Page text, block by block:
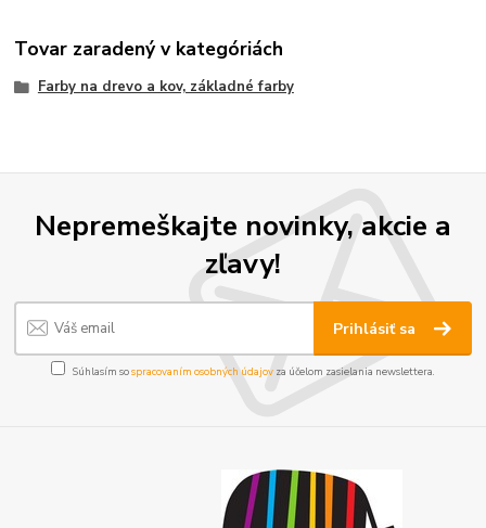
Tovar zaradený v kategóriách
Farby na drevo a kov, základné farby
Nepremeškajte novinky, akcie a
zľavy!
Prihlásiť sa
Súhlasím sospracovaním osobných údajov za účelom zasielania newslettera.